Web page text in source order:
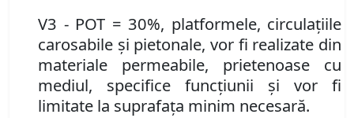
V3 - POT = 30%, platformele, circulaţiile
carosabile şi pietonale, vor fi realizate din
materiale permeabile, prietenoase cu
mediul, specifice funcţiunii şi vor fi
limitate la suprafaţa minim necesară.